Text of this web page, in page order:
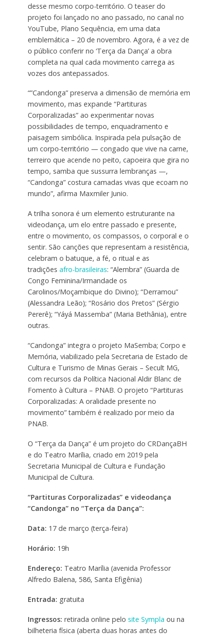
desse mesmo corpo-território. O teaser do
projeto foi lançado no ano passado, no canal no
YouTube, Plano Sequência, em uma data
emblemática – 20 de novembro. Agora, é a vez de
o público conferir no ‘Terça da Dança’ a obra
completa na qual cada movimento carrega as
vozes dos antepassados.
“”Candonga” preserva a dimensão de memória em
movimento, mas expande “Partituras
Corporalizadas” ao experimentar novas
possibilidades de tempo, enquadramento e
paisagem simbólica. Inspirada pela pulsação de
um corpo-território — congado que vive na carne,
terreiro que acende no peito, capoeira que gira no
tempo, samba que sussurra lembranças —,
“Candonga” costura camadas vivas que ecoam no
mundo”, afirma Maxmiler Junio.
A trilha sonora é um elemento estruturante na
videodança, um elo entre passado e presente,
entre o movimento, os compassos, o corporal e o
sentir. São canções que representam a resistência,
celebram o batuque, a fé, o ritual e as
tradições afro-brasileiras: “Alembra” (Guarda de
Congo Feminina/Irmandade os
Carolinos/Moçambique do Divino); “Derramou”
(Alessandra Leão); “Rosário dos Pretos” (Sérgio
Pererê); “Yáyá Massemba” (Maria Bethânia), entre
outras.
“Candonga” integra o projeto MaSemba; Corpo e
Memória, viabilizado pela Secretaria de Estado de
Cultura e Turismo de Minas Gerais – Secult MG,
com recursos da Política Nacional Aldir Blanc de
Fomento à Cultura – PNAB. O projeto “Partituras
Corporalizadas: A oralidade presente no
movimento” também é realizado por meio da
PNAB.
O “Terça da Dança” é um projeto do CRDançaBH
e do Teatro Marília, criado em 2019 pela
Secretaria Municipal de Cultura e Fundação
Municipal de Cultura.
“Partituras Corporalizadas” e videodança
“Candonga” no “Terça da Dança”:
Data: 17 de março (terça-feira)
Horário: 19h
Endereço: Teatro Marília (avenida Professor
Alfredo Balena, 586, Santa Efigênia)
Entrada: gratuita
Ingressos: retirada online pelo site Sympla ou na
bilheteria física (aberta duas horas antes do